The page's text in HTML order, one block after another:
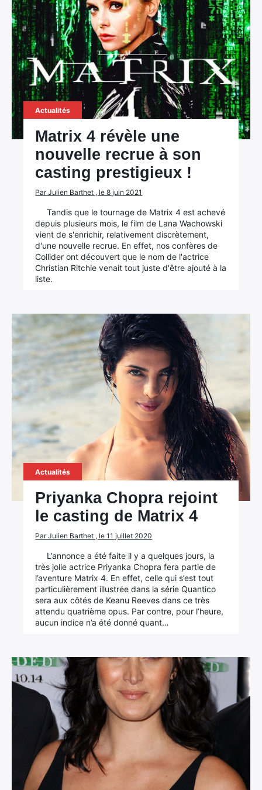
Actualités
Matrix 4 révèle une
nouvelle recrue à son
casting prestigieux !
Par Julien Barthet , le 8 juin 2021
Tandis que le tournage de Matrix 4 est achevé
depuis plusieurs mois, le film de Lana Wachowski
vient de s'enrichir, relativement discrètement,
d'une nouvelle recrue. En effet, nos confères de
Collider ont découvert que le nom de l'actrice
Christian Ritchie venait tout juste d'être ajouté à la
liste.
Actualités
Priyanka Chopra rejoint
le casting de Matrix 4
Par Julien Barthet , le 11 juillet 2020
L’annonce a été faite il y a quelques jours, la
très jolie actrice Priyanka Chopra fera partie de
l’aventure Matrix 4. En effet, celle qui s’est tout
particulièrement illustrée dans la série Quantico
sera aux côtés de Keanu Reeves dans ce très
attendu quatrième opus. Par contre, pour l’heure,
aucun indice n’a été donné quant…
×
Rechercher